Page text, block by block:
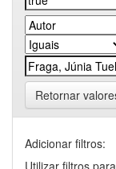
Retornar
Adicionar filtros:
Utilizar filtros